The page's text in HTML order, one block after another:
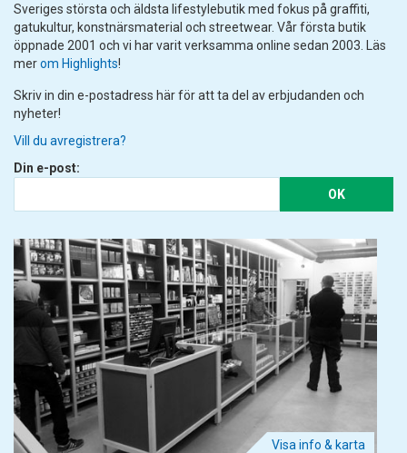
Sveriges största och äldsta lifestylebutik med fokus på graffiti,
gatukultur, konstnärsmaterial och streetwear. Vår första butik
öppnade 2001 och vi har varit verksamma online sedan 2003. Läs
merom Highlights!
Skriv in din e-postadress här för att ta del av erbjudanden och
nyheter!
Vill du avregistrera?
Din e-post:
OK
Visa info & karta